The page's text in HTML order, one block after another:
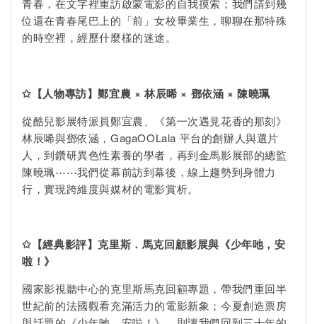
青春，在文字裡重訪啟蒙電影的自我摸索；我們請到幾
位還在青春尾巴上的「前」女校畢業生，聊聊在那特殊
的時空裡，經歷什麼樣的迷途。
✩ 【人物專訪】鄭宜農 × 林辰唏 × 鄧依涵 × 陳曉珮
從酷兒影展特派員鄭宜農、《第一次遇見花香的那刻》
林辰唏與鄧依涵，GagaOOLala 平台的創辦人與選片
人，到鑽研異色性素養的學者，再到金馬影展部的總監
陳曉珮⋯⋯我們從幕前訪到幕後，線上趨勢到身體力
行，實現跨維度與媒材的電影賞析。
✩ 【經典影評】克里斯．馬克回顧影展與《少年吔，安
啦！》
國家影視聽中心的克里斯馬克回顧專題，帶我們重回半
世紀前的法國觀看充滿活力的電影新象；今夏創造票房